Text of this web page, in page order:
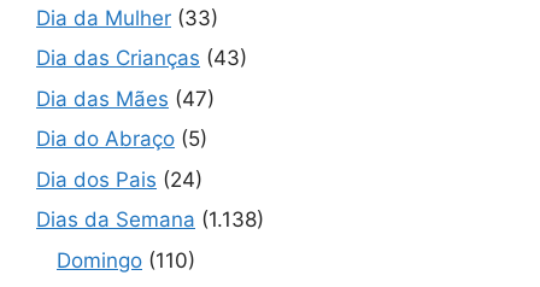
Dia da Mulher (33)
Dia das Crianças (43)
Dia das Mães (47)
Dia do Abraço (5)
Dia dos Pais (24)
Dias da Semana (1.138)
Domingo (110)